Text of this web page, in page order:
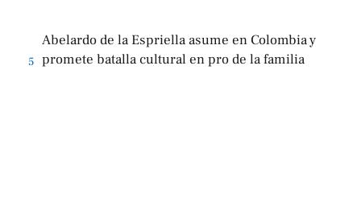
5
Abelardo de la Espriella asume en Colombia y
promete batalla cultural en pro de la familia